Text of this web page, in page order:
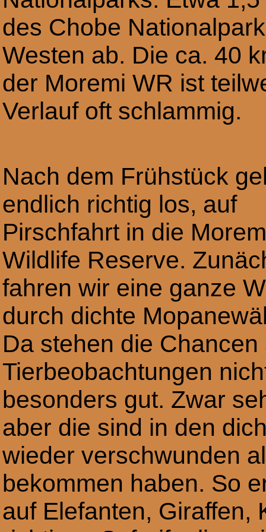
des Chobe
Westen ab. Die ca. 40
der Moremi WR ist
Verlauf oft schlammig.
Nach dem Frühstück
endlich richtig los, auf
Pirschfahrt in die
Wildlife Reserve.
fahren wir eine ganze
durch dichte
Da stehen die Chancen
Tierbeobachtungen
besonders gut. Zwar
aber die sind in den
wieder verschwunden
bekommen haben. So
auf Elefanten, Giraffen,